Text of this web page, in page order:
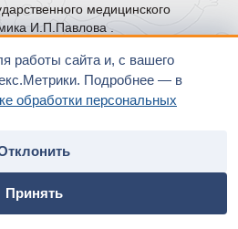
работы сайта и, с вашего
Подробнее — в
обработки персональных
Принять
медицинского
И.П.Павлова .
последипломного
“Психотерапия”.
”. Санкт-Петербургская
последипломного образования.
переподготовка по